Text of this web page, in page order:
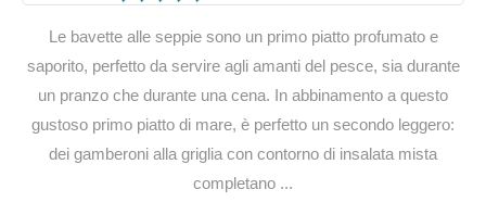
Le bavette alle seppie sono un primo piatto profumato e
saporito, perfetto da servire agli amanti del pesce, sia durante
un pranzo che durante una cena. In abbinamento a questo
gustoso primo piatto di mare, è perfetto un secondo leggero:
dei gamberoni alla griglia con contorno di insalata mista
completano ...